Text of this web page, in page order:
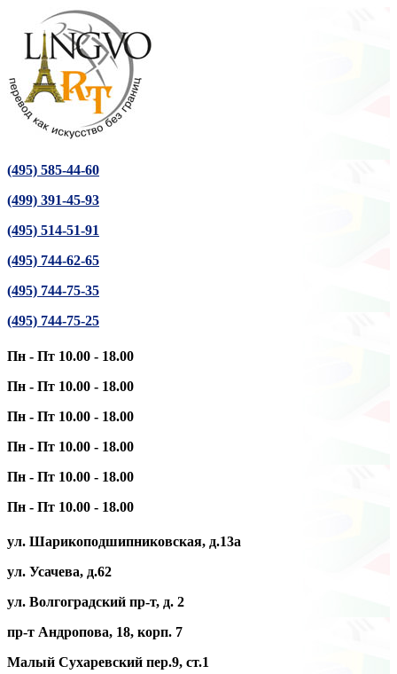
(495) 585-44-60
(499) 391-45-93
(495) 514-51-91
(495) 744-62-65
(495) 744-75-35
(495) 744-75-25
Пн - Пт 10.00 - 18.00
Пн - Пт 10.00 - 18.00
Пн - Пт 10.00 - 18.00
Пн - Пт 10.00 - 18.00
Пн - Пт 10.00 - 18.00
Пн - Пт 10.00 - 18.00
ул. Шарикоподшипниковская, д.13а
ул. Усачева, д.62
ул. Волгоградский пр-т, д. 2
пр-т Андропова, 18, корп. 7
Малый Сухаревский пер.9, ст.1